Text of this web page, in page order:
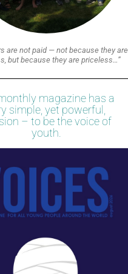
are not paid — not because they are
but because they are priceless…”
magazine has a
simple, yet powerful,
– to be the voice of
youth.